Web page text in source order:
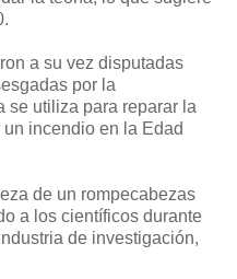
a su vez disputadas
por la
se utiliza para reparar la
incendio en la Edad
de un rompecabezas
a los científicos durante
de investigación,